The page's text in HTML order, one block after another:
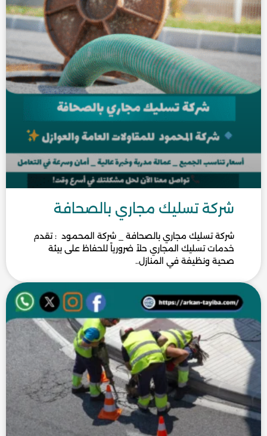
شركة تسليك مجاري بالصحافة
شركة تسليك مجاري بالصحافة _ شركة المحمود : تقدم
خدمات تسليك المجاري حلاً ضرورياً للحفاظ على بيئة
صحية ونظيفة في المنازل..